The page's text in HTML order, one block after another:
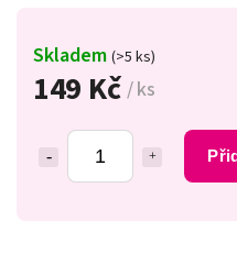
149 Kč / ks
Skladem (>5 ks)